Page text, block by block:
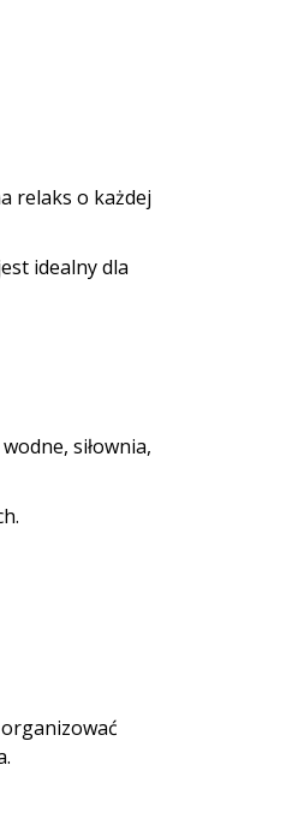
relaks o każdej
idealny dla
siłownia,